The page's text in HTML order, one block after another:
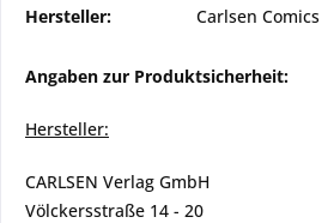
Hersteller:
Carlsen Comics
Angaben zur Produktsicherheit:
Hersteller:
CARLSEN Verlag GmbH
Völckersstraße 14 - 20